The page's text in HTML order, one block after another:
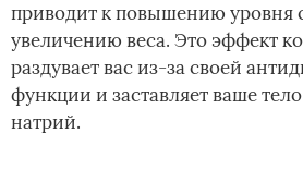
приводит к повышению уровня
увеличению веса. Это эффект
раздувает вас из-за своей
функции и заставляет ваше
натрий.